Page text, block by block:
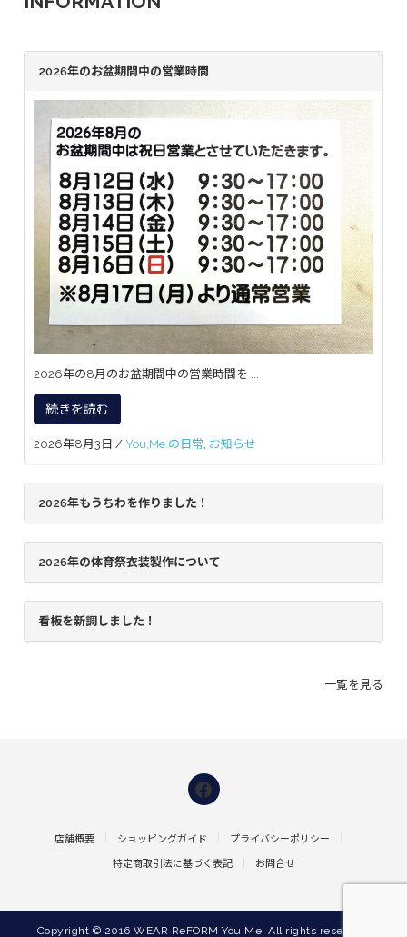
2026年のお盆期間中の営業時間
2026年の8月のお盆期間中の営業時間を ...
続きを読む
2026年8月3日 / You,Me.の日常, お知らせ
2026年もうちわを作りました！
2026年の体育祭衣装製作について
看板を新調しました！
一覧を見る
店舗概要 ショッピングガイド プライバシーポリシー
特定商取引法に基づく表記 お問合せ
Copyright © 2016 WEAR ReFORM You,Me. All rights reserved.